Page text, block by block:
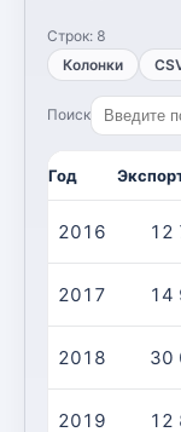
Строк: 8
Колонки
Поиск
Год
2016 12
2017 14
2018 30
2019 12